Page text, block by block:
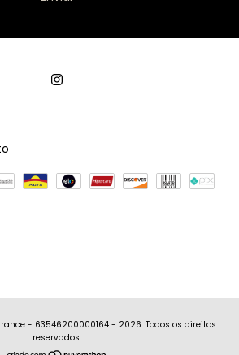
- 63546200000164 - 2026. Todos os direitos
reservados.